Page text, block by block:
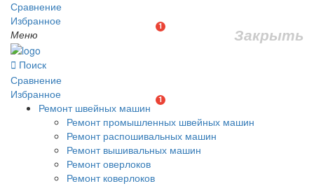
Сравнение
Избранное
1
Меню Закрыть
Поиск
Сравнение
Избранное
1
Ремонт швейных машин
Ремонт промышленных швейных машин
Ремонт распошивальных машин
Ремонт вышивальных машин
Ремонт оверлоков
Ремонт коверлоков